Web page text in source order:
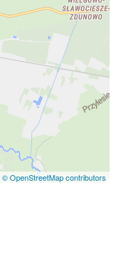
© OpenStreetMap contributors